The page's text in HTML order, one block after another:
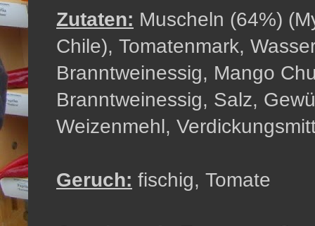
Zutaten: Muscheln (64%)
Chile), Tomatenmark,
Branntweinessig, Mango
Branntweinessig, Salz,
Weizenmehl,
Geruch: fischig, Tomate